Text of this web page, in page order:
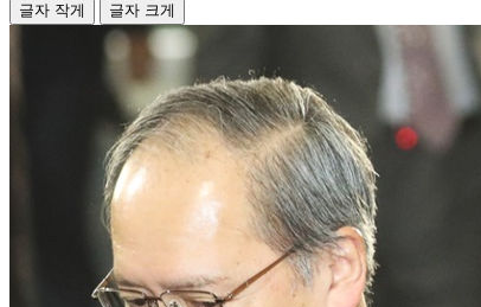
글자 작게 글자 크게